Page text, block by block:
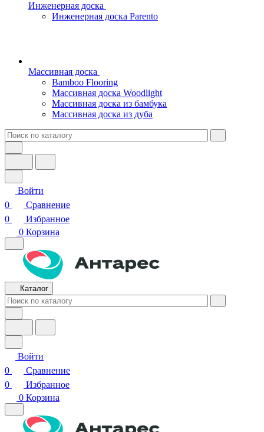
Инженерная доска
Инженерная доска Parento
Массивная доска
Bamboo Flooring
Массивная доска Woodlight
Массивная доска из бамбука
Массивная доска из дуба
Войти
0
Сравнение
0
Избранное
0 Корзина
Каталог
Войти
0
Сравнение
0
Избранное
0 Корзина